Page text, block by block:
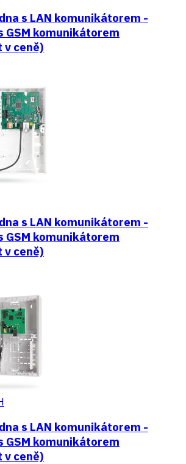
s LAN komunikátorem -
GSM komunikátorem
v ceně)
s LAN komunikátorem -
GSM komunikátorem
v ceně)
s LAN komunikátorem -
GSM komunikátorem
v ceně)